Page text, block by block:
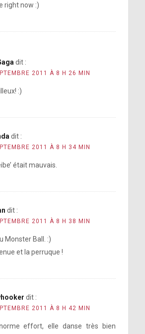
right now :)
dit :
2011 À 8 H 26 MIN
:)
dit :
2011 À 8 H 34 MIN
était mauvais.
dit :
2011 À 8 H 38 MIN
Monster Ball. :)
et la perruque !
dit :
2011 À 8 H 42 MIN
effort, elle danse très bien